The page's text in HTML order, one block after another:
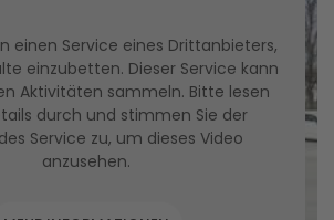
einen Service eines Drittanbieters,
einzubetten. Dieser Service kann
Aktivitäten sammeln. Bitte lesen
durch und stimmen Sie der
Service zu, um dieses Video
anzusehen.